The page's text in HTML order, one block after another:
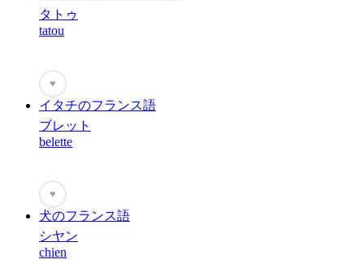
タトゥ
tatou
♥
イタチのフランス語
ブレット
belette
♥
犬のフランス語
シヤン
chien